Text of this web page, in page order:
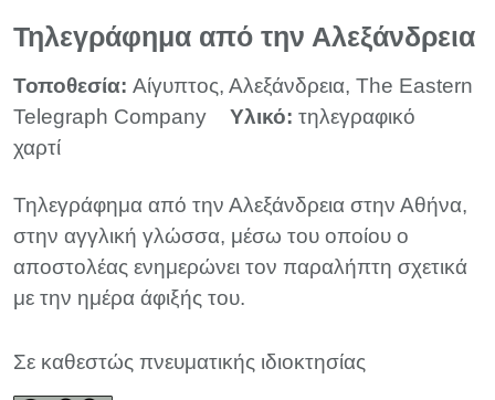
Τηλεγράφημα από την Αλεξάνδρεια
Τοποθεσία: Αίγυπτος, Αλεξάνδρεια, The Eastern
Telegraph Company
Υλικό: τηλεγραφικό
χαρτί
Τηλεγράφημα από την Αλεξάνδρεια στην Αθήνα,
στην αγγλική γλώσσα, μέσω του οποίου ο
αποστολέας ενημερώνει τον παραλήπτη σχετικά
με την ημέρα άφιξής του.
Σε καθεστώς πνευματικής ιδιοκτησίας